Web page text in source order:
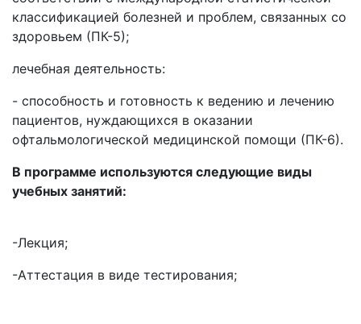
классификацией болезней и проблем, связанных со
здоровьем (ПК-5);
лечебная деятельность:
- способность и готовность к ведению и лечению
пациентов, нуждающихся в оказании
офтальмологической медицинской помощи (ПК-6).
В программе используются следующие виды
учебных занятий:
-Лекция;
-Аттестация в виде тестирования;